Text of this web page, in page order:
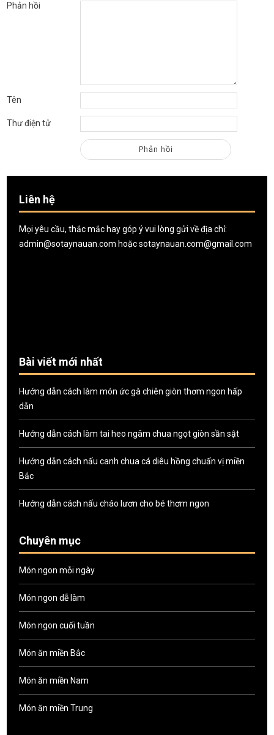
Phản hồi
Tên
Thư điện tử
Liên hệ
Mọi yêu cầu, thắc mắc hay góp ý vui lòng gửi về địa chỉ:
admin@sotaynauan.com hoặcsotaynauan.com@gmail.com
Bài viết mới nhất
Hướng dẫn cách làm món ức gà chiên giòn thơm ngon hấp
dẫn
Hướng dẫn cách làm tai heo ngâm chua ngọt giòn sần sật
Hướng dẫn cách nấu canh chua cá diêu hồng chuẩn vị miền
Bắc
Hướng dẫn cách nấu cháo lươn cho bé thơm ngon
Chuyên mục
Món ngon mỗi ngày
Món ngon dễ làm
Món ngon cuối tuần
Món ăn miền Bắc
Món ăn miền Nam
Món ăn miền Trung